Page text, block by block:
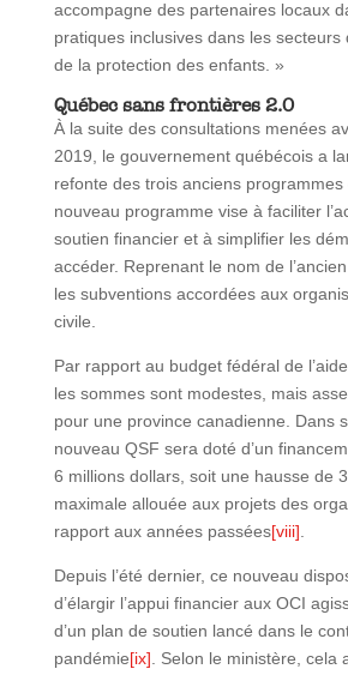
accompagne des partenaires locaux
pratiques inclusives dans les secteurs
de la protection des enfants. »
Québec sans frontières 2.0
À la suite des consultations menées
2019, le gouvernement québécois a
refonte des trois anciens programmes
nouveau programme vise à faciliter
soutien financier et à simplifier les
accéder. Reprenant le nom de
les subventions accordées aux
civile.
Par rapport au budget fédéral de
les sommes sont modestes, mais
pour une province canadienne. Dans
nouveau QSF sera doté d’un
6 millions dollars, soit une hausse de
maximale allouée aux projets des
rapport aux années passées[viii]
Depuis l’été dernier, ce nouveau
d’élargir l’appui financier aux OCI
d’un plan de soutien lancé dans le
pandémie[ix] . Selon le ministère, cela